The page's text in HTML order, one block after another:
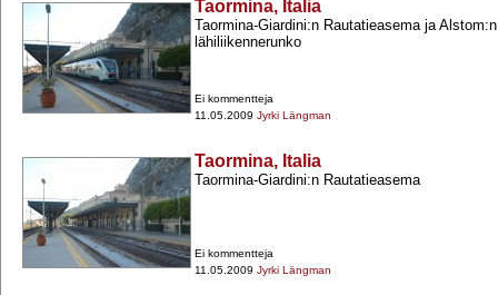
Taormina, Italia
Taormina-​Giardini:n Rautatieasema ja
lähiliikennerunko
Ei kommentteja
11.05.2009 Jyrki Längman
Taormina, Italia
Taormina-​Giardini:n Rautatieasema
Ei kommentteja
11.05.2009 Jyrki Längman